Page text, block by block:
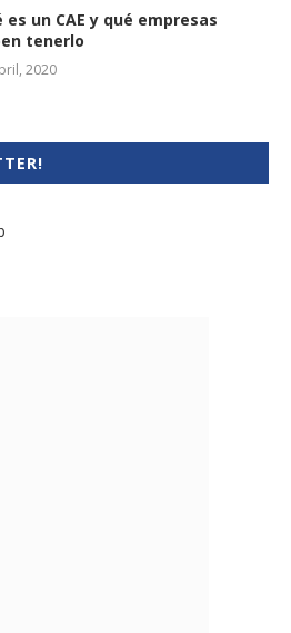
es un CAE y qué empresas
tenerlo
2020